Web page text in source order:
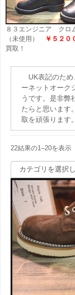
８３エンジニア クロ
（未使用）
￥５２０
買取！
UK表記のため
ーネットオーク
うです。是非弊
たらと思います
取を頑張ります。
22結果の1–20を表示